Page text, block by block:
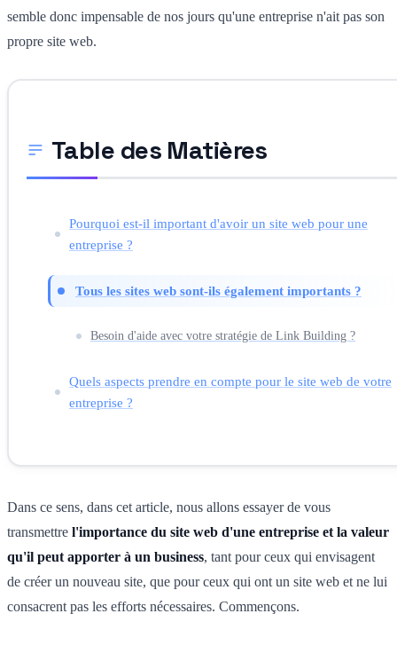
semble donc impensable de nos jours qu'une entreprise n'ait pas son
propre site web.
Table des Matières
Pourquoi est-il important d'avoir un site web pour une
entreprise ?
Tous les sites web sont-ils également importants ?
Besoin d'aide avec votre stratégie de Link Building ?
Quels aspects prendre en compte pour le site web de votre
entreprise ?
Dans ce sens, dans cet article, nous allons essayer de vous
transmettre l'importance du site web d'une entreprise et la valeur
qu'il peut apporter à un business, tant pour ceux qui envisagent
de créer un nouveau site, que pour ceux qui ont un site web et ne lui
consacrent pas les efforts nécessaires. Commençons.